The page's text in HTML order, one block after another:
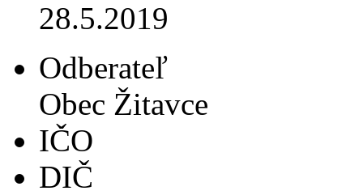
28.5.2019
Odberateľ
Obec Žitavce
IČO
DIČ